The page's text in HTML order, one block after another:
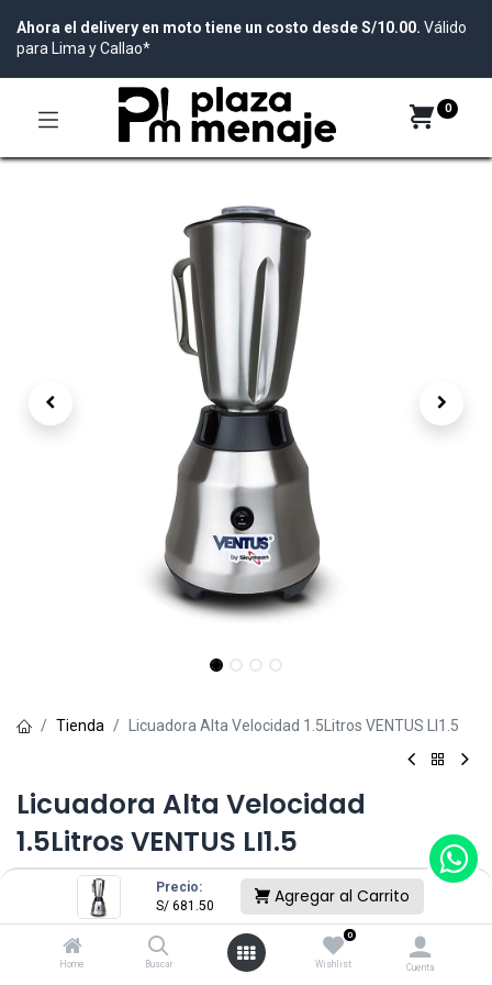
Precio:
S/ 681.50 Agregar al Carrito
Home Buscar
0
Wishlist Cuenta
Ahora el delivery en moto tiene un costo desde S/10.00. Válido
para Lima y Callao*
0
Tienda Licuadora Alta Velocidad 1.5Litros VENTUS LI1.5
Licuadora Alta Velocidad
1.5Litros VENTUS LI1.5
(0 reseña)
681.50